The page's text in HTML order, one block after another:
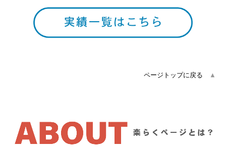
ページトップに戻る ▲